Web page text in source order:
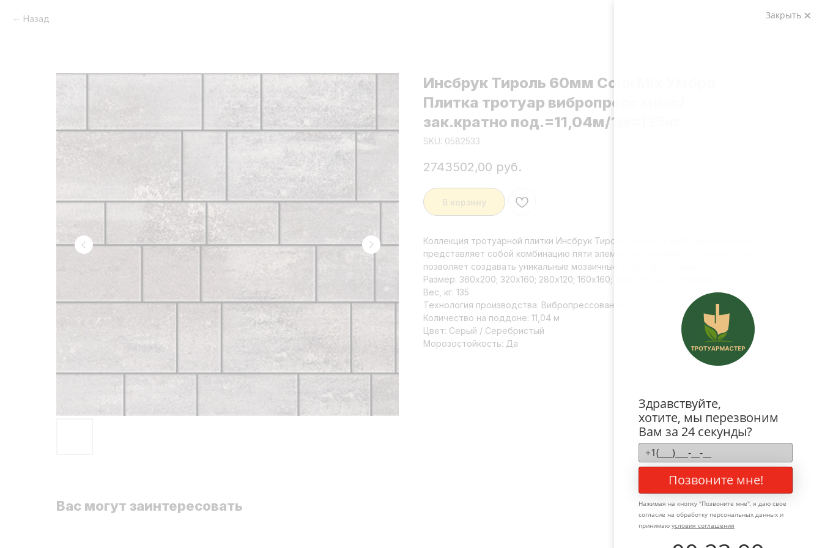
Назад
Инсбрук Тироль 60мм ColorMix Умбра
Плитка тротуар вибропресс микс/
зак.кратно под.=11,04м/1м=135кг
SKU: 0582533
2743502,00 руб.
В корзину
Коллекция тротуарной плитки Инсбрук Тироль является мультиформатной и
представляет собой комбинацию пяти элементов различного размера, что
позволяет создавать уникальные мозаичные узоры при укладке
Размер: 360х200; 320х160; 280х120; 160х160; 120х200 высота 60 мм
Вес, кг: 135
Технология производства: Вибропрессование
Количество на поддоне: 11,04 м
Цвет: Серый / Серебристый
Морозостойкость: Да
Вас могут заинтересовать
Закрыть
Здравствуйте,
хотите, мы перезвоним
Вам за 24 секунды?
Позвоните мне!
Нажимая на кнопку "Позвоните мне", я даю свое
согласие на обработку персональных данных и
принимаю условия соглашения